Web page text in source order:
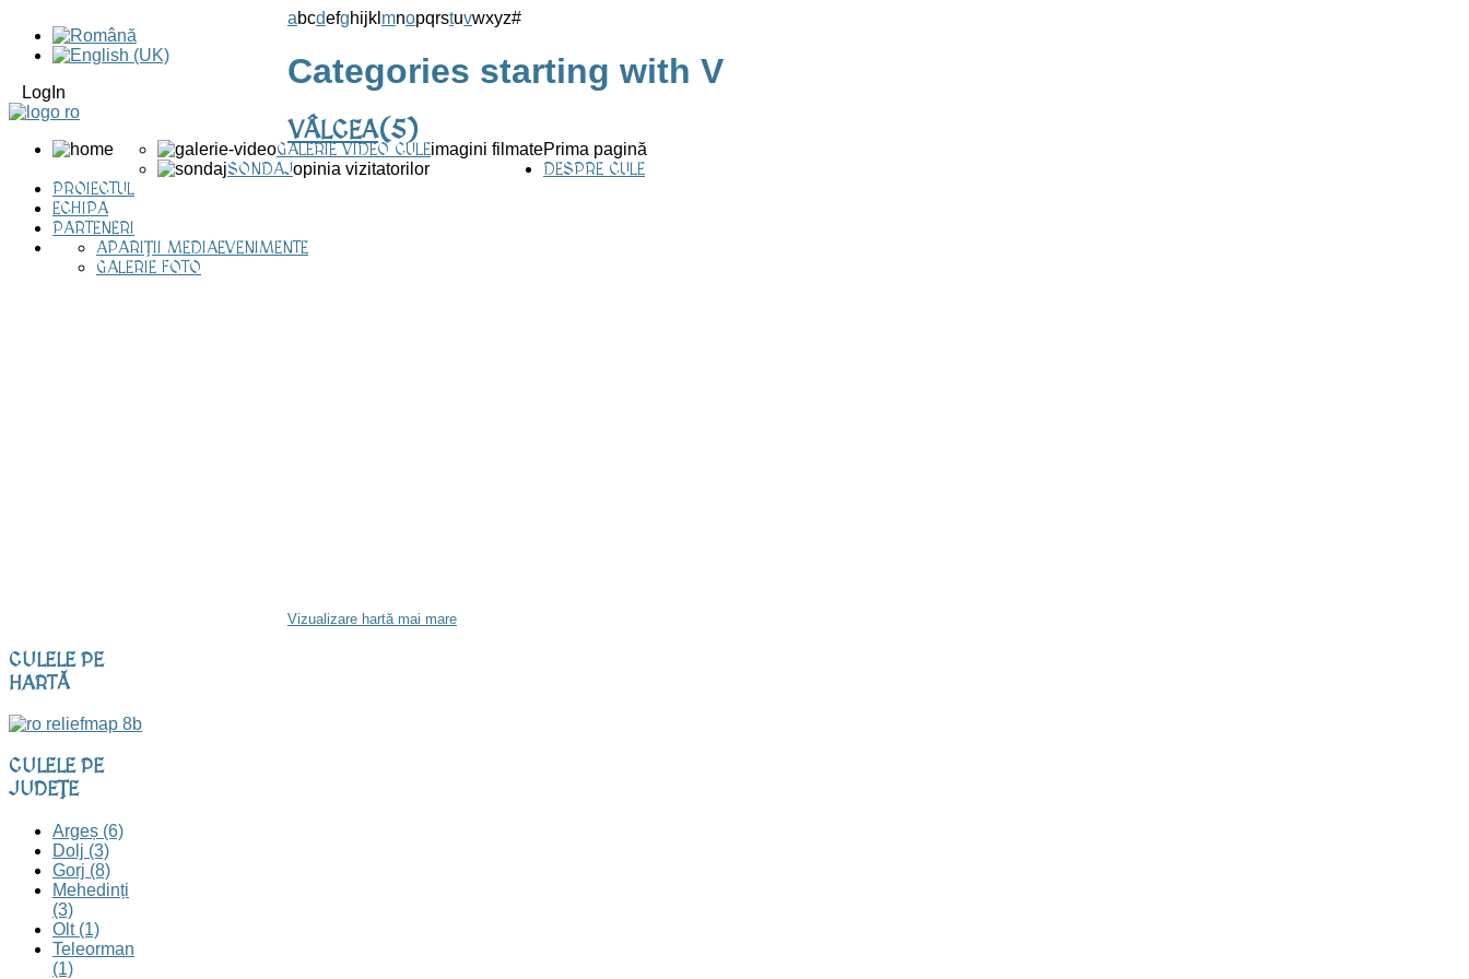
LogIn
Prima pagină
GALERIE VIDEO CULEimagini filmate
SONDAJopinia vizitatorilor
DESPRE CULE
PROIECTUL
ECHIPA
PARTENERI
EVENIMENTE
APARIȚII MEDIA
GALERIE FOTO
abcdefghijkl mnopqrstuvwxyz#
Categories starting with V
VÂLCEA(5)
Vizualizare hartă mai mare
CULELEPE
HARTĂ
CULELEPE
JUDEȚE
Argeș (6)
Dolj (3)
Gorj (8)
Mehedinți
(3)
Olt (1)
Teleorman
(1)